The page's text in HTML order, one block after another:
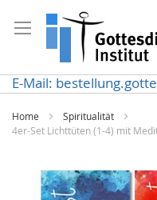
zum
Inhalt
E-Mail:
Home
Spiritualität
4er-Set Lichttüten (1-4) mit